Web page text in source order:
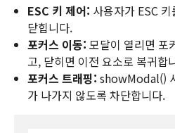
ESC 키 제어: 사용자가 ESC
닫힙니다.
포커스 이동: 모달이 열리면 포
고, 닫히면 이전 요소로 복귀합
포커스 트래핑: showModal()
가 나가지 않도록 차단합니다.